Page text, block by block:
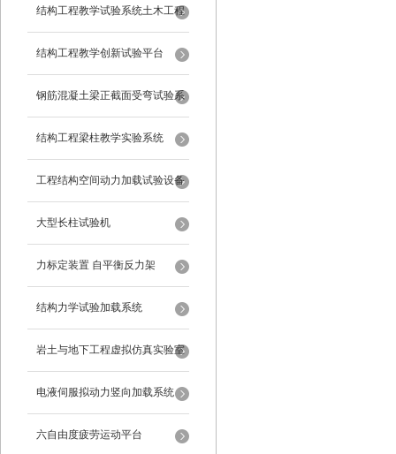
载系统
结构工程教学试验系统土木工程
试验设备
结构工程教学创新试验平台
钢筋混凝土梁正截面受弯试验系
统
结构工程梁柱教学实验系统
工程结构空间动力加载试验设备
反力框架
大型长柱试验机
力标定装置 自平衡反力架
结构力学试验加载系统
岩土与地下工程虚拟仿真实验室
电液伺服拟动力竖向加载系统
六自由度疲劳运动平台